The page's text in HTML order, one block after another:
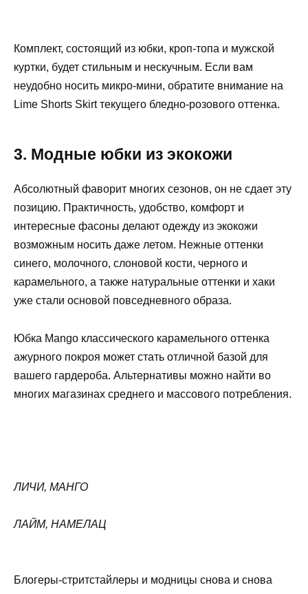
Комплект, состоящий из юбки, кроп-топа и мужской
куртки, будет стильным и нескучным. Если вам
неудобно носить микро-мини, обратите внимание на
Lime Shorts Skirt текущего бледно-розового оттенка.
3. Модные юбки из экокожи
Абсолютный фаворит многих сезонов, он не сдает эту
позицию. Практичность, удобство, комфорт и
интересные фасоны делают одежду из экокожи
возможным носить даже летом. Нежные оттенки
синего, молочного, слоновой кости, черного и
карамельного, а также натуральные оттенки и хаки
уже стали основой повседневного образа.
Юбка Mango классического карамельного оттенка
ажурного покроя может стать отличной базой для
вашего гардероба. Альтернативы можно найти во
многих магазинах среднего и массового потребления.
ЛИЧИ, МАНГО
ЛАЙМ, НАМЕЛАЦ
Блогеры-стритстайлеры и модницы снова и снова